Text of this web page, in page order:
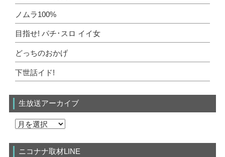
ノムラ100%
目指せ! パチ･スロ イイ女
どっちのおかげ
下世話イド!
生放送アーカイブ
ニコナナ取材LINE